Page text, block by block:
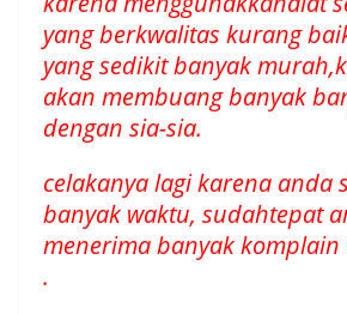
yang berkwalitas kurang
yang sedikit banyak
akan membuang banyak
dengan sia-sia.
celakanya lagi karena anda
banyak waktu, sudahtepat
menerima banyak
.